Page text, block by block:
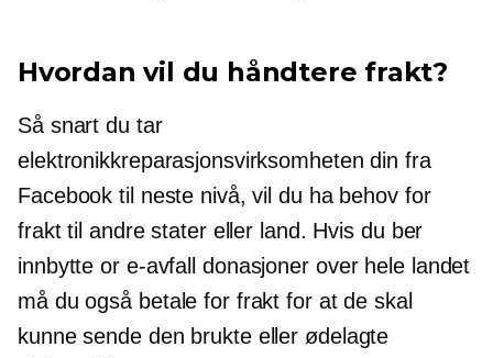
Hvordan vil du håndtere frakt?
Så snart du tar
elektronikkreparasjonsvirksomheten din fra
Facebook til neste nivå, vil du ha behov for
frakt til andre stater eller land. Hvis du ber
innbytte or e-avfall
donasjoner over hele landet
må du også betale for frakt for at de skal
kunne sende den brukte eller ødelagte